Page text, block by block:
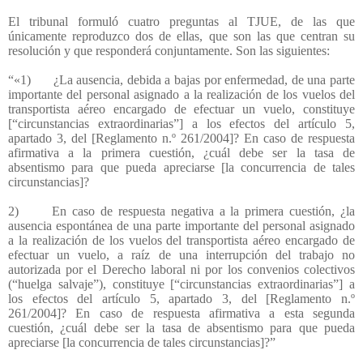
El tribunal formuló cuatro preguntas al TJUE, de las que
únicamente reproduzco dos de ellas, que son las que centran su
resolución y que responderá conjuntamente. Son las siguientes:
“«1)
¿La ausencia, debida a bajas por enfermedad, de una parte
importante del personal asignado a la realización de los vuelos del
transportista aéreo encargado de efectuar un vuelo, constituye
[“circunstancias extraordinarias”] a los efectos del artículo 5,
apartado 3, del [Reglamento n.º 261/2004]? En caso de respuesta
afirmativa a la primera cuestión, ¿cuál debe ser la tasa de
absentismo para que pueda apreciarse [la concurrencia de tales
circunstancias]?
2)
En caso de respuesta negativa a la primera cuestión, ¿la
ausencia espontánea de una parte importante del personal asignado
a la realización de los vuelos del transportista aéreo encargado de
efectuar un vuelo, a raíz de una interrupción del trabajo no
autorizada por el Derecho laboral ni por los convenios colectivos
(“huelga salvaje”), constituye [“circunstancias extraordinarias”] a
los efectos del artículo 5, apartado 3, del [Reglamento n.º
261/2004]? En caso de respuesta afirmativa a esta segunda
cuestión, ¿cuál debe ser la tasa de absentismo para que pueda
apreciarse [la concurrencia de tales circunstancias]?”